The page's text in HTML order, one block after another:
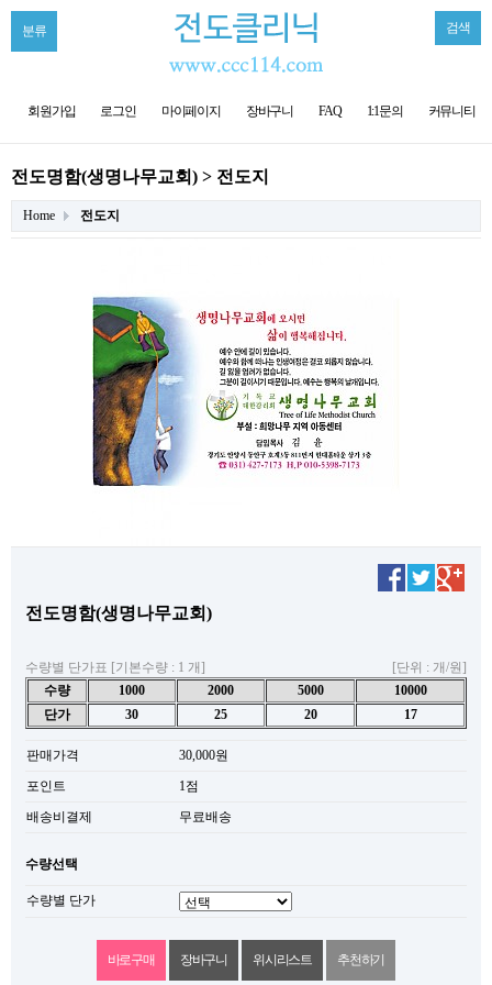
분류 검색
회원가입 로그인 마이페이지 장바구니 FAQ 1:1문의 커뮤니티
전도명함(생명나무교회) > 전도지
Home 전도지
전도명함(생명나무교회)
수량별 단가표 [기본수량 : 1 개]
[단위 : 개/원]
수량
1000 2000 5000
10000
단가
30 25 20 17
판매가격
30,000원
포인트
1점
배송비결제
무료배송
수량선택
수량별 단가
위시리스트 추천하기